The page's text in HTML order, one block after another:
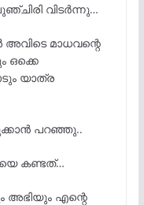
വിടര്ന്നു…
അവിടെ മാധവന്റെ
ഒക്കെ
യാത്ര
പറഞ്ഞു..
കണ്ടത്…
അഭിയും എന്റെ